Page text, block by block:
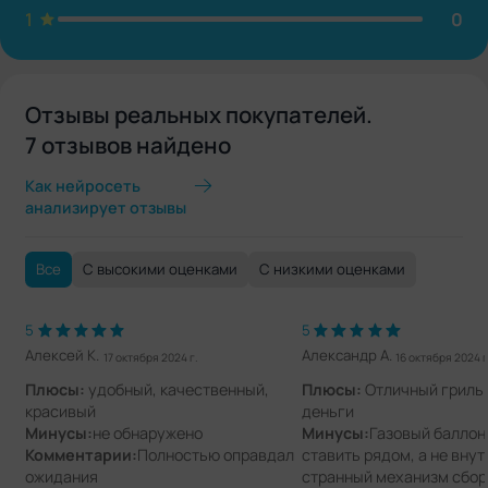
1 0
Отзывы реальных покупателей.
7 отзывов найдено
Как нейросеть
анализирует отзывы
Все С высокими оценками С низкими оценками
5
Алексей К. 17 октября 2024 г.
Плюсы: удобный, качественный,
красивый
Минусы:не обнаружено
Комментарии:Полностью оправдал
ожидания
5
Александр А. 16 октября 2024
Плюсы: Отличный гриль
деньги
Минусы:Газовый
ставить рядом, а не
странный механизм